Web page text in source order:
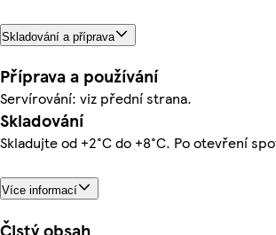
Skladování a příprava
Příprava a používání
Servírování: viz přední strana.
Skladování
Skladujte od +2°C do +8°C. Po otevření
Více informací